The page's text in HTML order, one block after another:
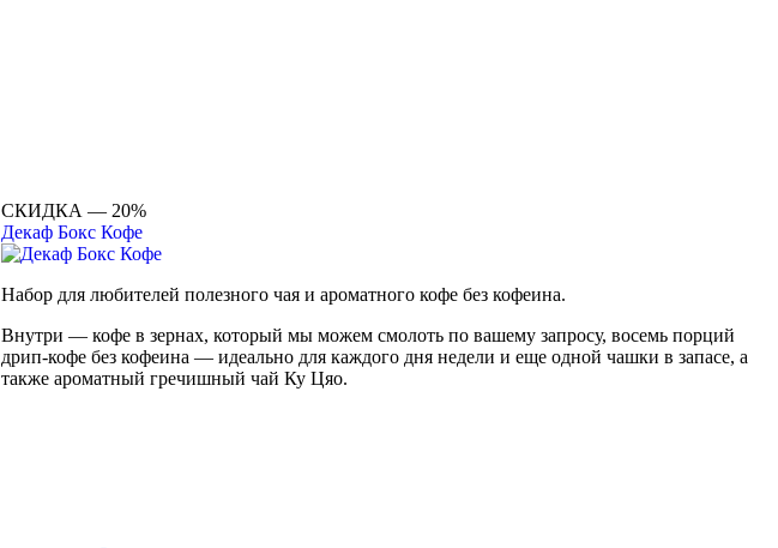
СКИДКА — 20%
Декаф Бокс Кофе
Набор для любителей полезного чая и ароматного кофе без кофеина.
Внутри — кофе в зернах, который мы можем смолоть по вашему запросу, восемь порций
дрип-кофе без кофеина — идеально для каждого дня недели и еще одной чашки в запасе, а
также ароматный гречишный чай Ку Цяо.